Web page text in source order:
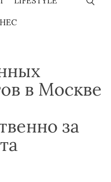
в Москве
за